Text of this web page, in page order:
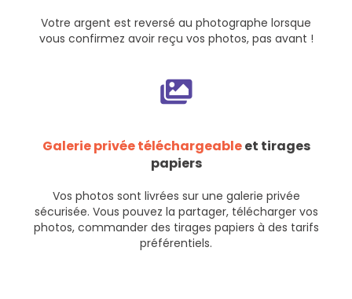
Votre argent est reversé au photographe lorsque
vous confirmez avoir reçu vos photos, pas avant !
Galerie privée téléchargeableet tirages
papiers
Vos photos sont livrées sur une galerie privée
sécurisée. Vous pouvez la partager, télécharger vos
photos, commander des tirages papiers à des tarifs
préférentiels.